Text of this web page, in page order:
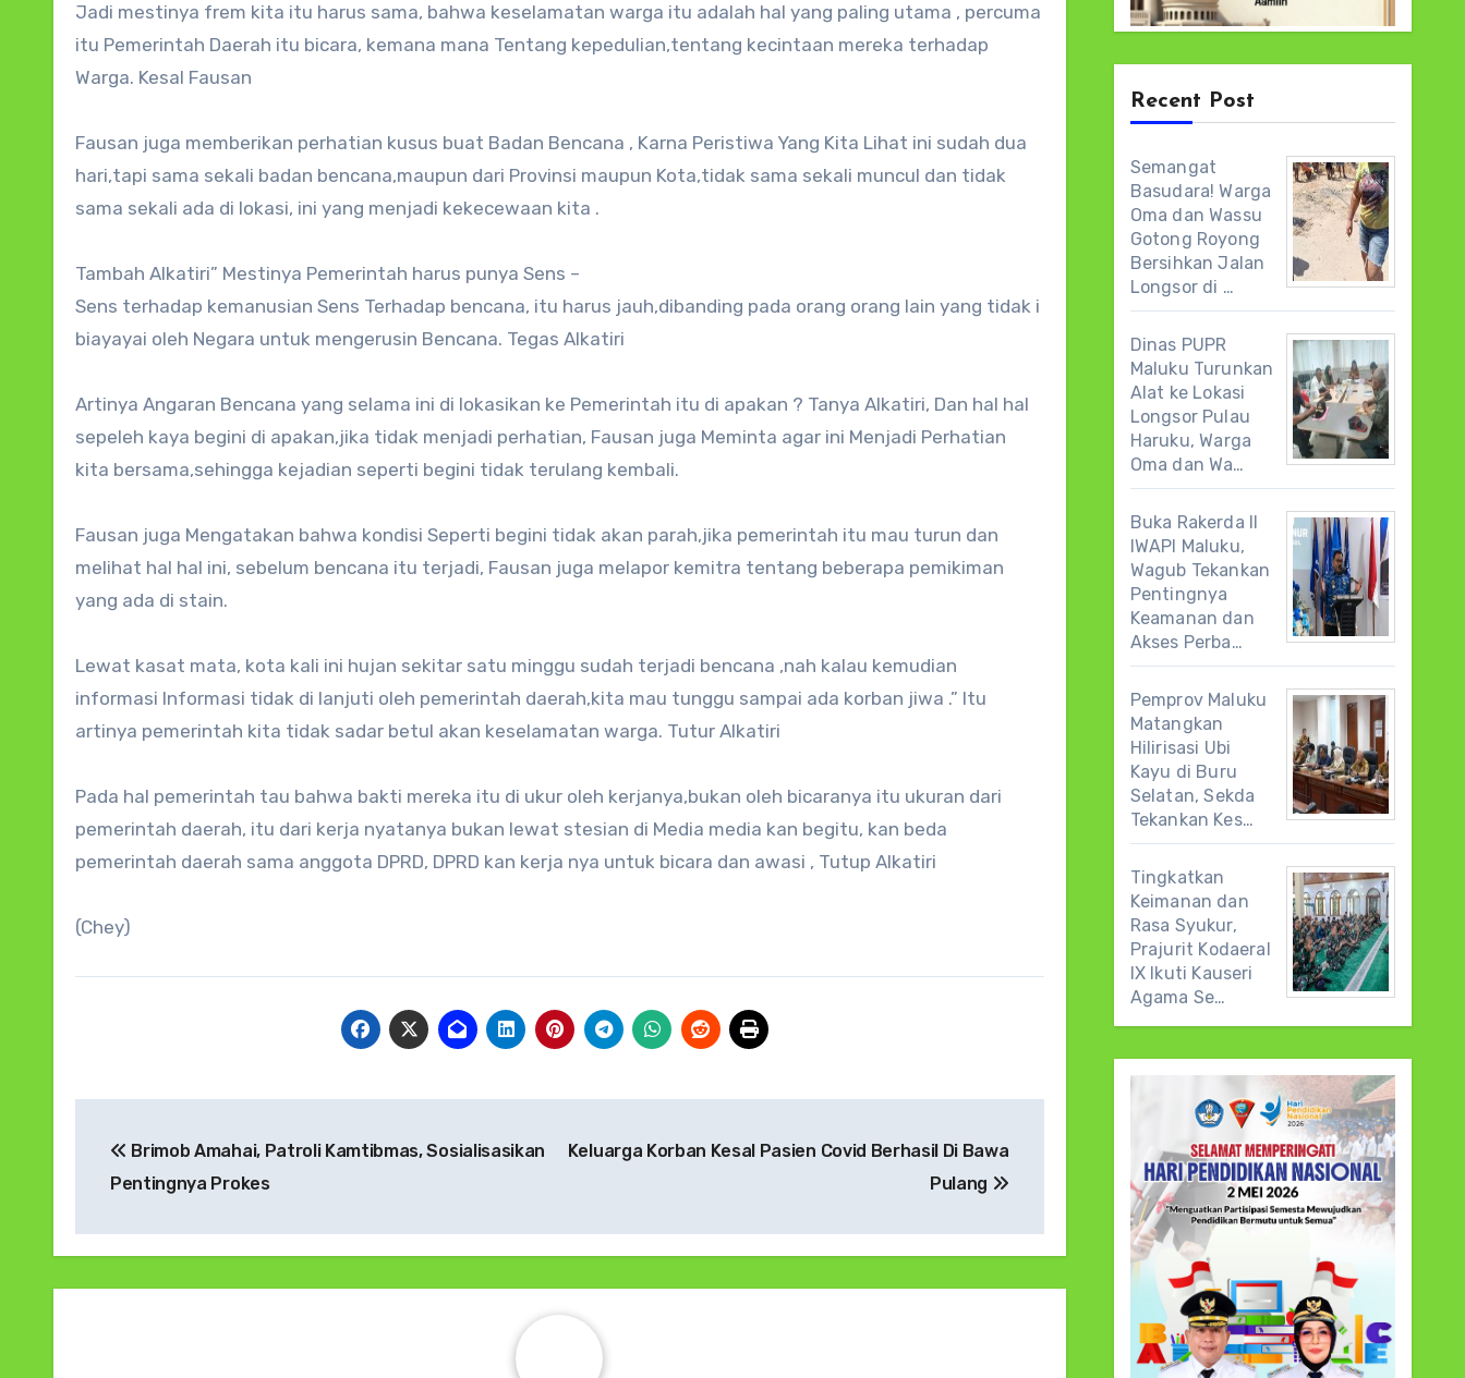
Jadi mestinya frem kita itu harus sama, bahwa keselamatan warga itu adalah hal yang paling utama , percuma
itu Pemerintah Daerah itu bicara, kemana mana Tentang kepedulian,tentang kecintaan mereka terhadap
Warga. Kesal Fausan
Fausan juga memberikan perhatian kusus buat Badan Bencana , Karna Peristiwa Yang Kita Lihat ini sudah dua
hari,tapi sama sekali badan bencana,maupun dari Provinsi maupun Kota,tidak sama sekali muncul dan tidak
sama sekali ada di lokasi, ini yang menjadi kekecewaan kita .
Tambah Alkatiri” Mestinya Pemerintah harus punya Sens –
Sens terhadap kemanusian Sens Terhadap bencana, itu harus jauh,dibanding pada orang orang lain yang tidak i
biayayai oleh Negara untuk mengerusin Bencana. Tegas Alkatiri
Artinya Angaran Bencana yang selama ini di lokasikan ke Pemerintah itu di apakan ? Tanya Alkatiri, Dan hal hal
sepeleh kaya begini di apakan,jika tidak menjadi perhatian, Fausan juga Meminta agar ini Menjadi Perhatian
kita bersama,sehingga kejadian seperti begini tidak terulang kembali.
Fausan juga Mengatakan bahwa kondisi Seperti begini tidak akan parah,jika pemerintah itu mau turun dan
melihat hal hal ini, sebelum bencana itu terjadi, Fausan juga melapor kemitra tentang beberapa pemikiman
yang ada di stain.
Lewat kasat mata, kota kali ini hujan sekitar satu minggu sudah terjadi bencana ,nah kalau kemudian
informasi Informasi tidak di lanjuti oleh pemerintah daerah,kita mau tunggu sampai ada korban jiwa .” Itu
artinya pemerintah kita tidak sadar betul akan keselamatan warga. Tutur Alkatiri
Pada hal pemerintah tau bahwa bakti mereka itu di ukur oleh kerjanya,bukan oleh bicaranya itu ukuran dari
pemerintah daerah, itu dari kerja nyatanya bukan lewat stesian di Media media kan begitu, kan beda
pemerintah daerah sama anggota DPRD, DPRD kan kerja nya untuk bicara dan awasi , Tutup Alkatiri
(Chey)
pos Brimob Amahai, Patroli Kamtibmas, Sosialisasikan
Pentingnya Prokes
Keluarga Korban Kesal Pasien Covid Berhasil Di Bawa
Pulang
Recent Post
Semangat
Basudara! Warga
Oma dan Wassu
Gotong Royong
Bersihkan Jalan
Longsor di …
Dinas PUPR
Maluku Turunkan
Alat ke Lokasi
Longsor Pulau
Haruku, Warga
Oma dan Wa…
Buka Rakerda II
IWAPI Maluku,
Wagub Tekankan
Pentingnya
Keamanan dan
Akses Perba…
Pemprov Maluku
Matangkan
Hilirisasi Ubi
Kayu di Buru
Selatan, Sekda
Tekankan Kes…
Tingkatkan
Keimanan dan
Rasa Syukur,
Prajurit Kodaeral
IX Ikuti Kauseri
Agama Se…